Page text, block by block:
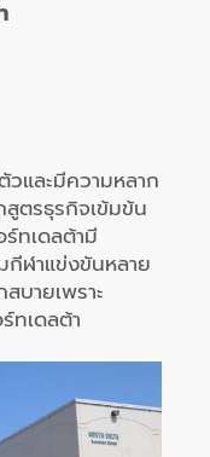
วและมีความหลาก
ตรธุรกิจเข้มข้น
ทเดลต้ามี
ฬาแข่งขันหลาย
บายเพราะ
ทเดลต้า